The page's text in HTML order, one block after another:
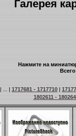
Галерея
Нажмите на
| ... | 1717681 - 1717710 |
1802611 -